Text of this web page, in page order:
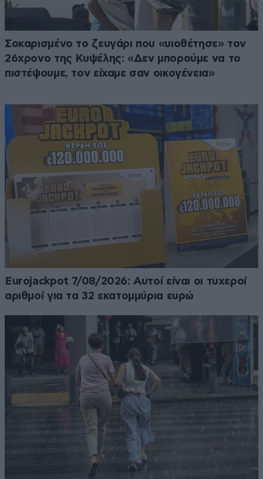
Σοκαρισμένο το ζευγάρι που «υιοθέτησε» τον
26χρονο της Κυψέλης: «Δεν μπορούμε να το
πιστέψουμε, τον είχαμε σαν οικογένεια»
Eurojackpot 7/08/2026: Αυτοί είναι οι τυχεροί
αριθμοί για τα 32 εκατομμύρια ευρώ